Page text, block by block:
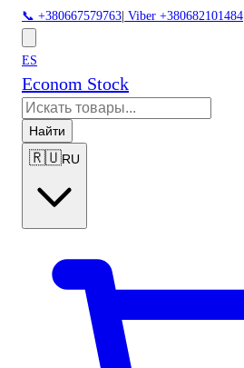
📞 +380667579763 Viber +380682101484
ES
Econom Stock
Найти
🇷🇺RU